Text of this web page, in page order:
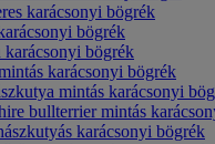
karácsonyi bögrék
bögrék
karácsonyi bögrék
karácsonyi bögrék
mintás karácsonyi
bullterrier mintás
karácsonyi bögrék